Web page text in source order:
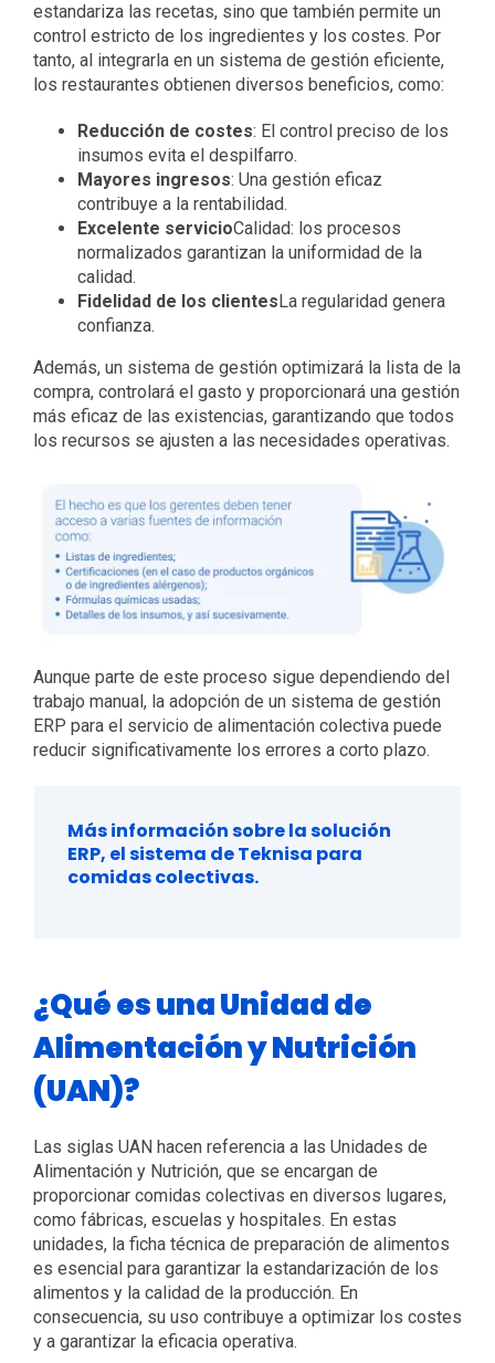
estandariza las recetas, sino que también permite un
control estricto de los ingredientes y los costes. Por
tanto, al integrarla en un sistema de gestión eficiente,
los restaurantes obtienen diversos beneficios, como:
Reducción de costes: El control preciso de los
insumos evita el despilfarro.
Mayores ingresos: Una gestión eficaz
contribuye a la rentabilidad.
Excelente servicioCalidad: los procesos
normalizados garantizan la uniformidad de la
calidad.
Fidelidad de los clientes La regularidad genera
confianza.
Además, un sistema de gestión optimizará la lista de la
compra, controlará el gasto y proporcionará una gestión
más eficaz de las existencias, garantizando que todos
los recursos se ajusten a las necesidades operativas.
Aunque parte de este proceso sigue dependiendo del
trabajo manual, la adopción de un sistema de gestión
ERP para el servicio de alimentación colectiva puede
reducir significativamente los errores a corto plazo.
Más información sobre la solución
ERP, el sistema de Teknisa para
comidas colectivas.
¿Qué es una Unidad de
Alimentación y Nutrición
(UAN)?
Las siglas UAN hacen referencia a las Unidades de
Alimentación y Nutrición, que se encargan de
proporcionar comidas colectivas en diversos lugares,
como fábricas, escuelas y hospitales. En estas
unidades, la ficha técnica de preparación de alimentos
es esencial para garantizar la estandarización de los
alimentos y la calidad de la producción. En
consecuencia, su uso contribuye a optimizar los costes
y a garantizar la eficacia operativa.